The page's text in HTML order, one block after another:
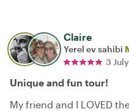
Claire
Yerel ev sahibi
3
Unique and fun tour!
My friend and I LOVED